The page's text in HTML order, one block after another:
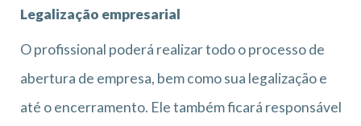
Legalização empresarial
O profissional poderá realizar todo o processo de
abertura de empresa, bem como sua legalização e
até o encerramento. Ele também ficará responsável